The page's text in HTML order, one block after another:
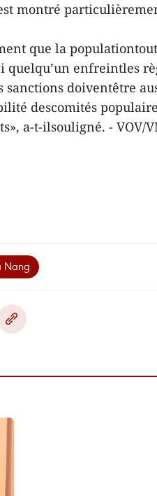
montré
que la
quelqu’un enfreintles
sanctions doiventêtre
descomités
a-t-ilsouligné. - VOV/
Nang